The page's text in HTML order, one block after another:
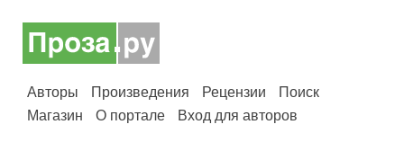
Авторы Произведения Рецензии
Поиск
Магазин
О портале Вход для авторов